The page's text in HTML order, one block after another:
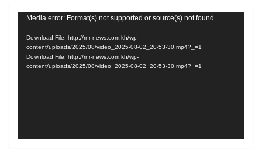
Video
Player
Media error: Format(s) not supported or source(s) not found
Download File: http://rnr-news.com.kh/wp-
content/uploads/2025/08/video_2025-08-02_20-53-30.mp4?_=1
Download File: http://rnr-news.com.kh/wp-
content/uploads/2025/08/video_2025-08-02_20-53-30.mp4?_=1